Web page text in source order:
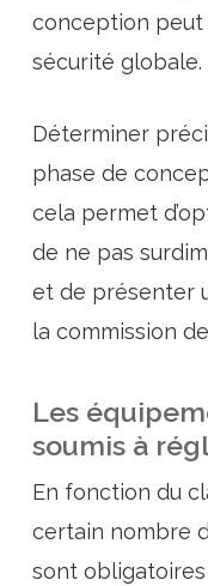
conception peut
sécurité globale.
Déterminer
phase de
cela permet
de ne pas
et de présenter
la commission
Les
soumis à
En fonction du
certain nombre
sont